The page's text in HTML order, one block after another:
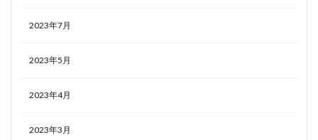
2023年7月
2023年5月
2023年4月
2023年3月